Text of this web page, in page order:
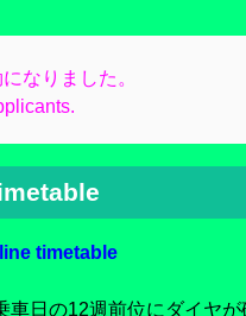
なりました。
timetable
車日の12週前位にダイヤ